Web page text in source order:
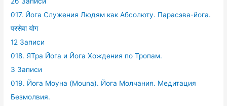
017. Йога Служения Людям как Абсолюту. Парасэва-йога.
परसेवा योग
12 Записи
018. ЯТра Йога и Йога Хождения по Тропам.
3 Записи
019. Йога Моуна (Mouna). Йога Молчания. Медитация
Безмолвия.